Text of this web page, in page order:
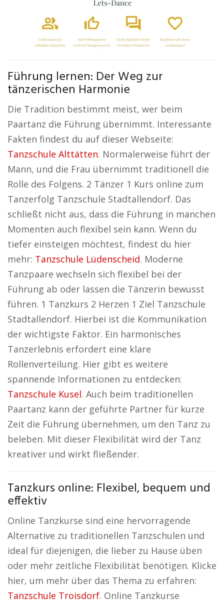
Führung lernen: Der Weg zur
tänzerischen Harmonie
Die Tradition bestimmt meist, wer beim
Paartanz die Führung übernimmt. Interessante
Fakten findest du auf dieser Webseite:
Tanzschule Alttätten. Normalerweise führt der
Mann, und die Frau übernimmt traditionell die
Rolle des Folgens. 2 Tänzer 1 Kurs online zum
Tanzerfolg Tanzschule Stadtallendorf. Das
schließt nicht aus, dass die Führung in manchen
Momenten auch flexibel sein kann. Wenn du
tiefer einsteigen möchtest, findest du hier
mehr: Tanzschule Lüdenscheid. Moderne
Tanzpaare wechseln sich flexibel bei der
Führung ab oder lassen die Tänzerin bewusst
führen. 1 Tanzkurs 2 Herzen 1 Ziel Tanzschule
Stadtallendorf. Hierbei ist die Kommunikation
der wichtigste Faktor. Ein harmonisches
Tanzerlebnis erfordert eine klare
Rollenverteilung. Hier gibt es weitere
spannende Informationen zu entdecken:
Tanzschule Kusel. Auch beim traditionellen
Paartanz kann der geführte Partner für kurze
Zeit die Führung übernehmen, um den Tanz zu
beleben. Mit dieser Flexibilität wird der Tanz
kreativer und wirkt fließender.
Tanzkurs online: Flexibel, bequem und
effektiv
Online Tanzkurse sind eine hervorragende
Alternative zu traditionellen Tanzschulen und
ideal für diejenigen, die lieber zu Hause üben
oder mehr zeitliche Flexibilität benötigen. Klicke
hier, um mehr über das Thema zu erfahren:
Tanzschule Troisdorf. Online Tanzkurse